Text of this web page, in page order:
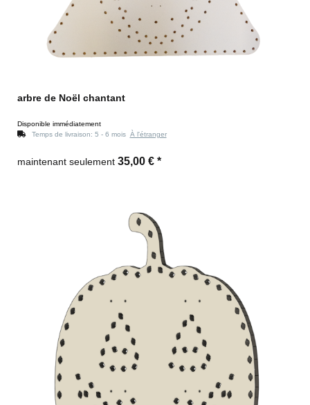
arbre de Noël chantant
Disponible immédiatement
Temps de livraison: 5 - 6 mois À l'étranger
maintenant seulement 35,00 € *